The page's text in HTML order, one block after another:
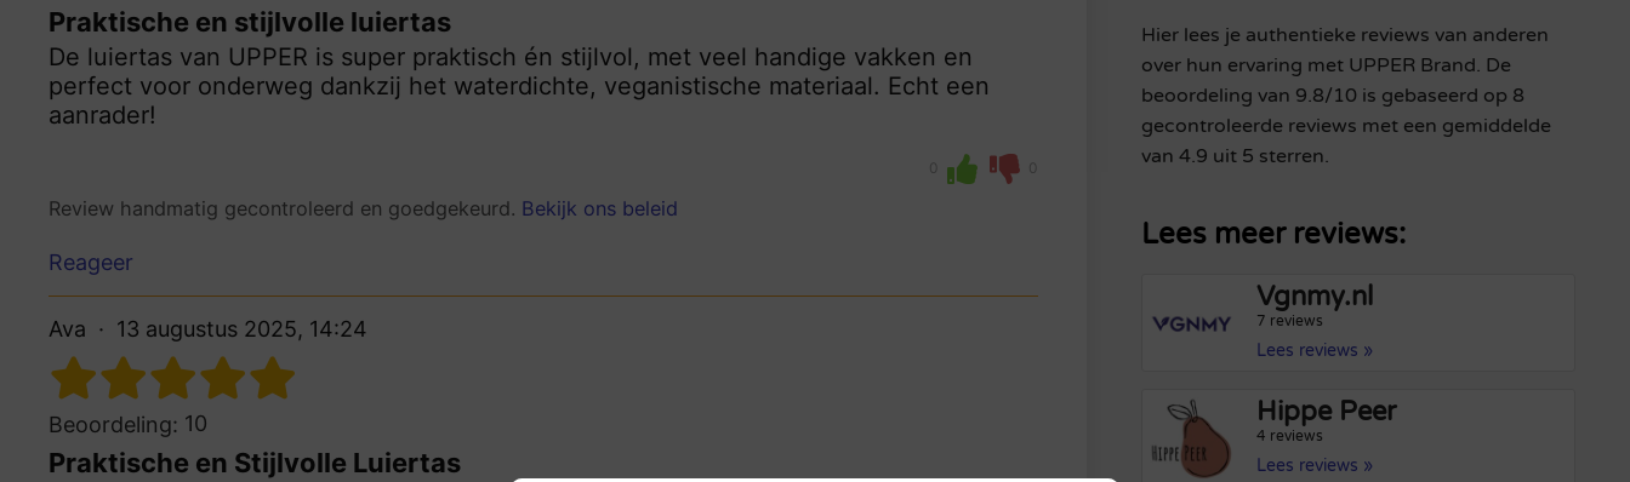
Praktische en stijlvolle luiertas
De luiertas van UPPER is super praktisch én stijlvol, met veel handige vakken en
perfect voor onderweg dankzij het waterdichte, veganistische materiaal. Echt een
aanrader!
0 0
Review handmatig gecontroleerd en goedgekeurd. Bekijk ons beleid
Reageer
Ava 13 augustus 2025, 14:24
Beoordeling: 10
Praktische en Stijlvolle Luiertas
Hier lees je authentieke reviews van anderen
over hun ervaring met UPPER Brand. De
beoordeling van 9.8/10 is gebaseerd op 8
gecontroleerde reviews met een gemiddelde
van 4.9 uit 5 sterren.
Lees meer reviews:
Vgnmy.nl
7 reviews
Lees reviews »
Hippe Peer
4 reviews
Lees reviews »